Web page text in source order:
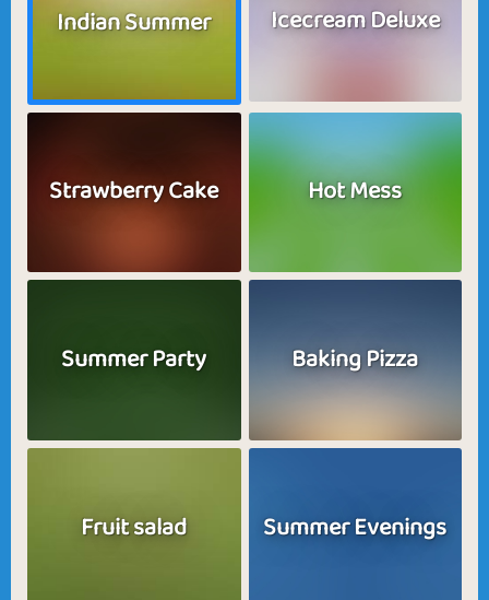
Indian Summer Icecream Deluxe
Strawberry Cake Hot Mess
Summer Party Baking Pizza
Fruit salad Summer Evenings